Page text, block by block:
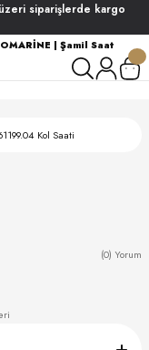
siparişlerde kargo
Kol Saati
(0) Yorum